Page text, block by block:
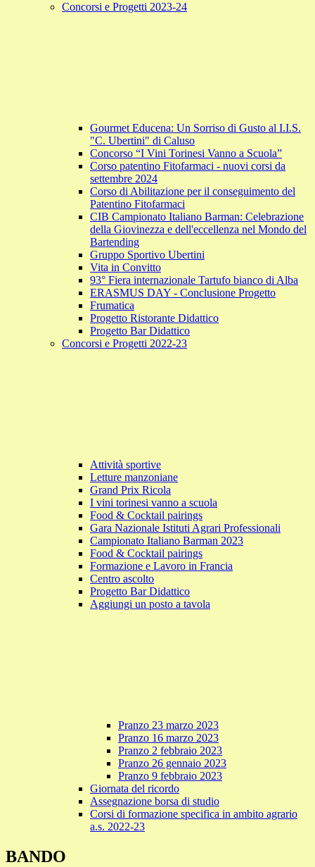
Concorsi e Progetti 2023-24
Gourmet Educena: Un Sorriso di Gusto al I.I.S.
"C. Ubertini" di Caluso
Concorso “I Vini Torinesi Vanno a Scuola”
Corso patentino Fitofarmaci - nuovi corsi da
settembre 2024
Corso di Abilitazione per il conseguimento del
Patentino Fitofarmaci
CIB Campionato Italiano Barman: Celebrazione
della Giovinezza e dell'eccellenza nel Mondo del
Bartending
Gruppo Sportivo Ubertini
Vita in Convitto
93° Fiera internazionale Tartufo bianco di Alba
ERASMUS DAY - Conclusione Progetto
Frumatica
Progetto Ristorante Didattico
Progetto Bar Didattico
Concorsi e Progetti 2022-23
Attività sportive
Letture manzoniane
Grand Prix Ricola
I vini torinesi vanno a scuola
Food & Cocktail pairings
Gara Nazionale Istituti Agrari Professionali
Campionato Italiano Barman 2023
Food & Cocktail pairings
Formazione e Lavoro in Francia
Centro ascolto
Progetto Bar Didattico
Aggiungi un posto a tavola
Pranzo 23 marzo 2023
Pranzo 16 marzo 2023
Pranzo 2 febbraio 2023
Pranzo 26 gennaio 2023
Pranzo 9 febbraio 2023
Giornata del ricordo
Assegnazione borsa di studio
Corsi di formazione specifica in ambito agrario
a.s. 2022-23
BANDO